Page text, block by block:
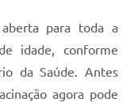
para toda a
idade, conforme
da Saúde. Antes
agora pode